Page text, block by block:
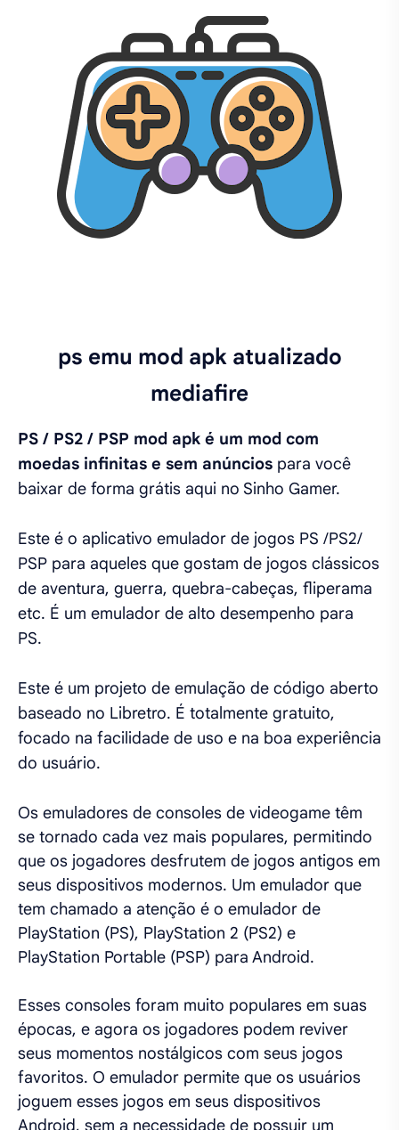
ps emu mod apk atualizado
mediafire
PS / PS2 / PSP mod apk é um mod com
moedas infinitas e sem anúncios para você
baixar de forma grátis aqui no Sinho Gamer.
Este é o aplicativo emulador de jogos PS /PS2/
PSP para aqueles que gostam de jogos clássicos
de aventura, guerra, quebra-cabeças, fliperama
etc. É um emulador de alto desempenho para
PS.
Este é um projeto de emulação de código aberto
baseado no Libretro. É totalmente gratuito,
focado na facilidade de uso e na boa experiência
do usuário.
Os emuladores de consoles de videogame têm
se tornado cada vez mais populares, permitindo
que os jogadores desfrutem de jogos antigos em
seus dispositivos modernos. Um emulador que
tem chamado a atenção é o emulador de
PlayStation (PS), PlayStation 2 (PS2) e
PlayStation Portable (PSP) para Android.
Esses consoles foram muito populares em suas
épocas, e agora os jogadores podem reviver
seus momentos nostálgicos com seus jogos
favoritos. O emulador permite que os usuários
joguem esses jogos em seus dispositivos
Android, sem a necessidade de possuir um